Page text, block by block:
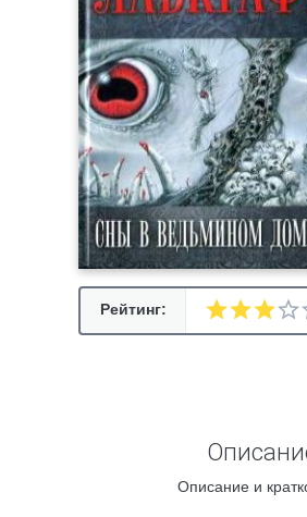
Рейтинг:
Описание и